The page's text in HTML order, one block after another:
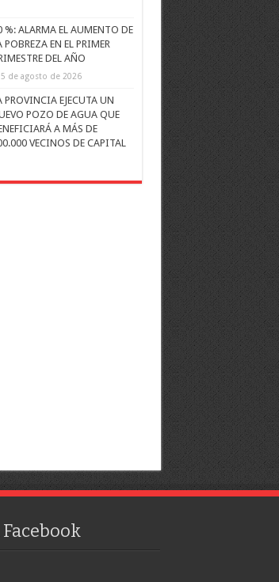
%: ALARMA EL AUMENTO DE
POBREZA EN EL PRIMER
DEL AÑO
5 de agosto de 2026
PROVINCIA EJECUTA UN
POZO DE AGUA QUE
A MÁS DE
VECINOS DE CAPITAL